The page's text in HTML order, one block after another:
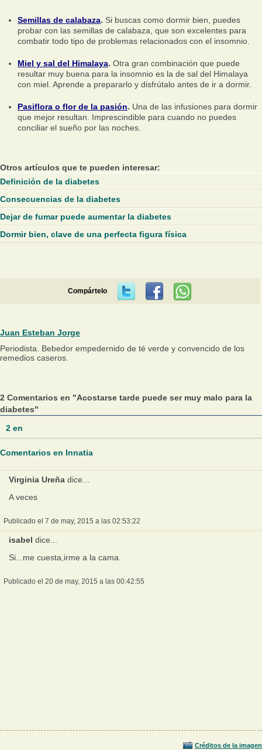
Semillas de calabaza. Si buscas como dormir bien, puedes
probar con las semillas de calabaza, que son excelentes para
combatir todo tipo de problemas relacionados con el insomnio.
Miel y sal del Himalaya. Otra gran combinación que puede
resultar muy buena para la insomnio es la de sal del Himalaya
con miel. Aprende a prepararlo y disfrútalo antes de ir a dormir.
Pasiflora o flor de la pasión. Una de las infusiones para dormir
que mejor resultan. Imprescindible para cuando no puedes
conciliar el sueño por las noches.
Otros artículos que te pueden interesar:
Definición de la diabetes
Consecuencias de la diabetes
Dejar de fumar puede aumentar la diabetes
Dormir bien, clave de una perfecta figura física
Compártelo
Juan Esteban Jorge
Periodista. Bebedor empedernido de té verde y convencido de los
remedios caseros.
2 Comentarios en "Acostarse tarde puede ser muy malo para la
diabetes"
2en
Comentarios en Innatia
Virginia Ureña dice...
A veces
Publicado el 7 de may, 2015 a las 02:53:22
isabel dice...
Si...me cuesta,irme a la cama.
Publicado el 20 de may, 2015 a las 00:42:55
Créditos de la imagen